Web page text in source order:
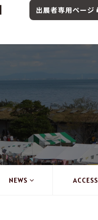
出展者専用ページ
NEWS ACCESS